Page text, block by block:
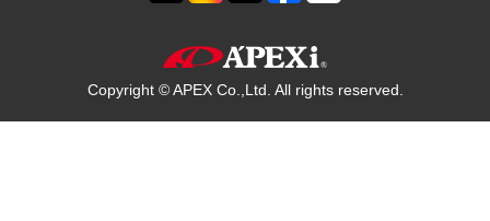
Copyright © APEX Co.,Ltd. All rights reserved.